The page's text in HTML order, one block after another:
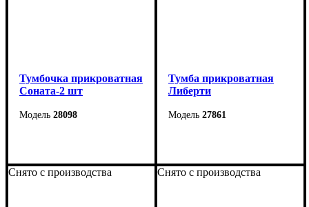
Тумбочка прикроватная
Соната-2 шт
28098
Высота: 42 см
Глубина: 39 см
Тумба прикроватная
Либерти
27861
Высота: 50 см
Глубина: 42 см
Снято с производства Снято с производства